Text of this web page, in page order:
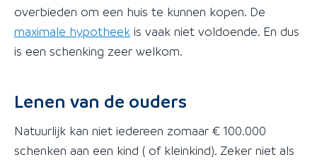
overbieden om een huis te kunnen kopen. De
maximale hypotheek is vaak niet voldoende. En dus
is een schenking zeer welkom.
Lenen van de ouders
Natuurlijk kan niet iedereen zomaar € 100.000
schenken aan een kind ( of kleinkind). Zeker niet als